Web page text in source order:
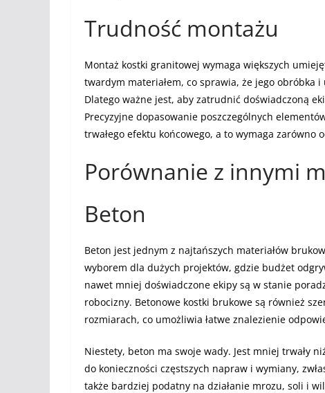
Trudność montażu
Montaż kostki granitowej wymaga większych
twardym materiałem, co sprawia, że jego obróbka
Dlatego ważne jest, aby zatrudnić doświadczoną
Precyzyjne dopasowanie poszczególnych
trwałego efektu końcowego, a to wymaga
Porównanie z innymi
Beton
Beton jest jednym z najtańszych materiałów
wyborem dla dużych projektów, gdzie budżet
nawet mniej doświadczone ekipy są w stanie
robocizny. Betonowe kostki brukowe są również
rozmiarach, co umożliwia łatwe znalezienie
Niestety, beton ma swoje wady. Jest mniej trwały
do konieczności częstszych napraw i wymiany,
także bardziej podatny na działanie mrozu, soli i